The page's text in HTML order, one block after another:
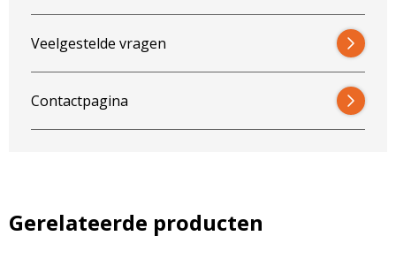
Veelgestelde vragen
Contactpagina
Gerelateerde producten